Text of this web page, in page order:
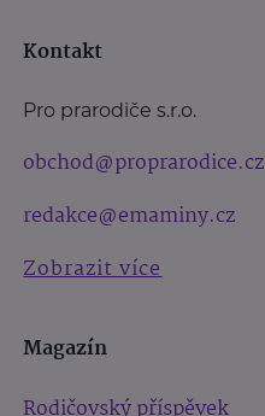
Kontakt
Pro prarodiče s.r.o.
obchod@proprarodice.cz
redakce@emaminy.cz
Zobrazit více
Magazín
Rodičovský příspěvek